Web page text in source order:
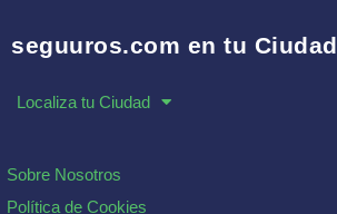
seguuros.com en tu Ciudad
Localiza tu Ciudad
Sobre Nosotros
Política de Cookies